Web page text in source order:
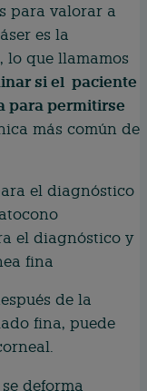
para valorar a
es la
lo que llamamos
si el paciente
para permitirse
más común de
el diagnóstico y
fina
de la
fina, puede
deforma